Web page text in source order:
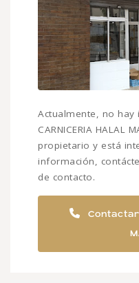
Actualmente, no
CARNICERIA HALAL
propietario y está
información,
de contacto.
Contactar